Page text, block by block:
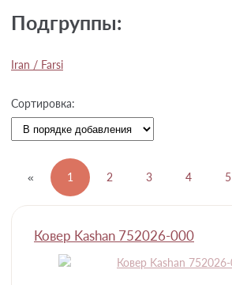
Подгруппы:
Iran / Farsi
Сортировка:
« 1 2 3 4 5
Ковер Kashan 752026-000